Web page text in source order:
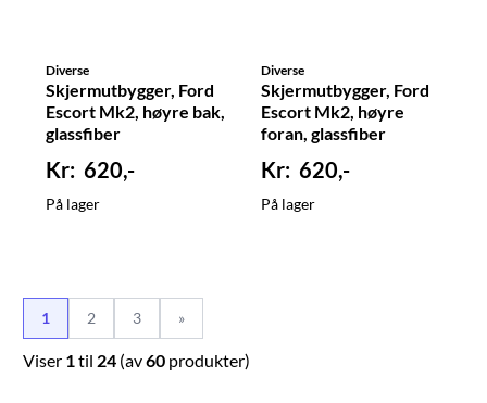
Diverse
Skjermutbygger, Ford
Escort Mk2, høyre bak,
glassfiber
620,-
På lager
Diverse
Skjermutbygger, Ford
Escort Mk2, høyre
foran, glassfiber
620,-
På lager
1 2 3 »
Viser 1til 24 (av60 produkter)